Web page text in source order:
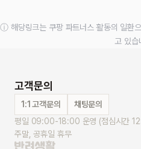
ⓘ 해당링크는 쿠팡 파트너스 활동의 일환
고 있습
고객문의
1:1 고객문의
채팅문의
평일 09:00-18:00 운영 (점심시간
주말, 공휴일 휴무